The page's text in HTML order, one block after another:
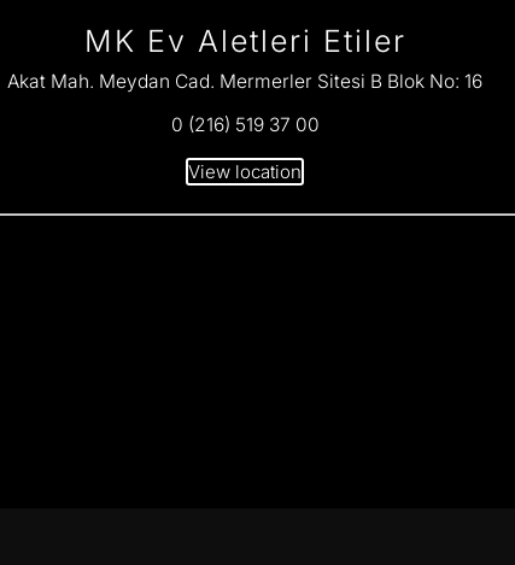
MK Ev Aletleri Etiler
Akat Mah. Meydan Cad. Mermerler Sitesi B Blok No: 16
0 (216) 519 37 00
View location